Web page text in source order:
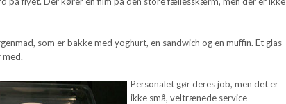
som er bakke med yoghurt, en sandwich og en muffin. Et glas
med.
Personalet gør deres job, men det er
ikke små, veltrænede service-